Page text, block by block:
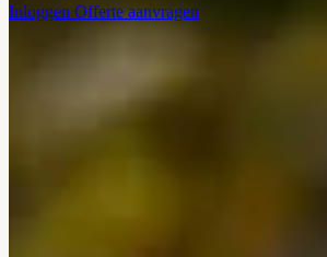
Inloggen Offerte aanvragen